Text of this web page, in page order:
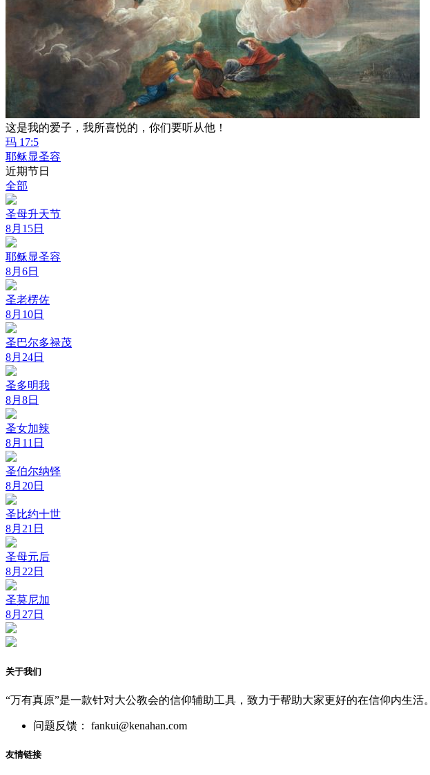
这是我的爱子，我所喜悦的，你们要听从他！
玛 17:5
耶稣显圣容
近期节日
全部
圣母升天节
8月15日
耶稣显圣容
8月6日
圣老楞佐
8月10日
圣巴尔多禄茂
8月24日
圣多明我
8月8日
圣女加辣
8月11日
圣伯尔纳铎
8月20日
圣比约十世
8月21日
圣母元后
8月22日
圣莫尼加
8月27日
关于我们
“万有真原”是一款针对大公教会的信仰辅助工具，致力于帮助大家更好的在信仰内生活。
问题反馈： fankui@kenahan.com
友情链接